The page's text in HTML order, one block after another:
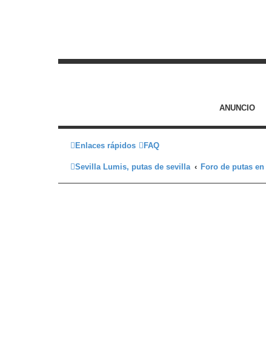
Enlaces rápidos FAQ
Sevilla Lumis, putas de sevilla Foro de putas
ANUNCIO